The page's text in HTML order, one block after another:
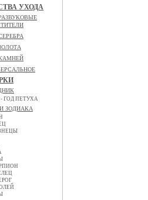
УХОДА
- ГОД ПЕТУХА
ЗОДИАКА